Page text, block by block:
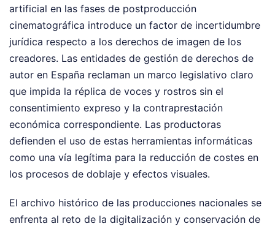
artificial en las fases de postproducción
cinematográfica introduce un factor de incertidumbre
jurídica respecto a los derechos de imagen de los
creadores. Las entidades de gestión de derechos de
autor en España reclaman un marco legislativo claro
que impida la réplica de voces y rostros sin el
consentimiento expreso y la contraprestación
económica correspondiente. Las productoras
defienden el uso de estas herramientas informáticas
como una vía legítima para la reducción de costes en
los procesos de doblaje y efectos visuales.
El archivo histórico de las producciones nacionales se
enfrenta al reto de la digitalización y conservación de